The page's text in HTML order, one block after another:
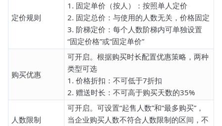
定价规则
1. 固定单价（按人）：按照单人定价
2. 固定总价：与使用的人数无关，价格固定
3. 阶梯定价：每个人数阶梯内可单独设置
“固定价格”或“固定单价”
购买优惠
可开启。根据购买时长配置优惠策略，两种
类型可选
1. 价格折扣：不可低于7折扣
2. 赠送时长：不可高于购买天数的35%
人数限制
可开启。可设置“起售人数”和“最多购买”，
当企业购买人数不符合人数限制的区间，不